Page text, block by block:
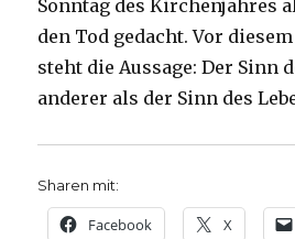
Sonntag des Kirchenjahres
den Tod gedacht. Vor
steht die Aussage: Der Sinn
anderer als der Sinn des
Sharen mit:
Facebook X